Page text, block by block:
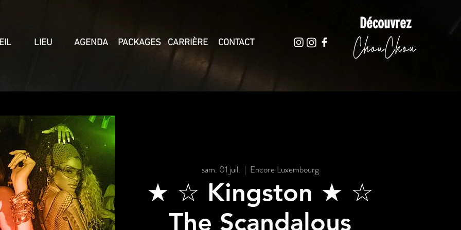
Découvrez
LIEU AGENDA PACKAGES CARRIÈRE CONTACT
sam. 01 juil.
  |
Encore Luxembourg
★ ☆ Kingston ★ ☆
The Scandalous